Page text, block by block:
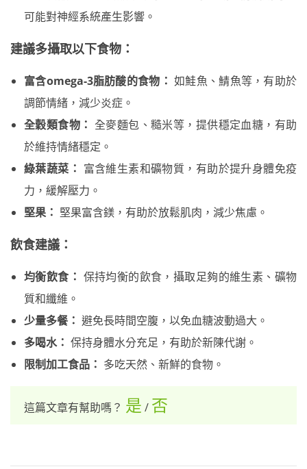
可能對神經系統產生影響。
建議多攝取以下食物：
富含omega-3脂肪酸的食物： 如鮭魚、鯖魚等，有助於
調節情緒，減少炎症。
全穀類食物： 全麥麵包、糙米等，提供穩定血糖，有助
於維持情緒穩定。
綠葉蔬菜： 富含維生素和礦物質，有助於提升身體免疫
力，緩解壓力。
堅果： 堅果富含鎂，有助於放鬆肌肉，減少焦慮。
飲食建議：
均衡飲食： 保持均衡的飲食，攝取足夠的維生素、礦物
質和纖維。
少量多餐： 避免長時間空腹，以免血糖波動過大。
多喝水： 保持身體水分充足，有助於新陳代謝。
限制加工食品： 多吃天然、新鮮的食物。
這篇文章有幫助嗎？ 是 / 否